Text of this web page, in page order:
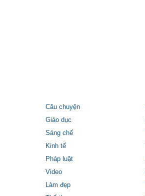
Câu chuyện
Giáo dục
Sáng chế
Kinh tế
Pháp luật
Video
Làm đẹp